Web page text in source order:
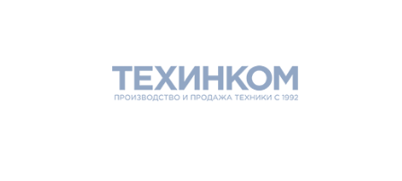
Грузоподъемность, кг
Вместимость кузова, м3